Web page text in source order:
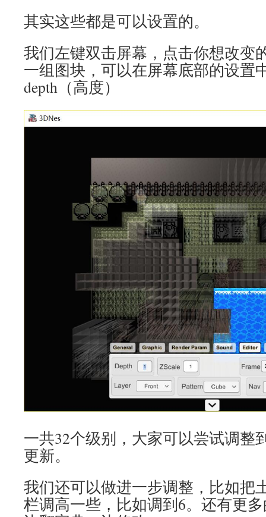
其实这些都是可以设置的。
我们左键双击屏幕，点击你想改变
一组图块，可以在屏幕底部的设置
depth（高度）
一共32个级别，大家可以尝试调整
更新。
我们还可以做进一步调整，比如把
栏调高一些，比如调到6。还有更